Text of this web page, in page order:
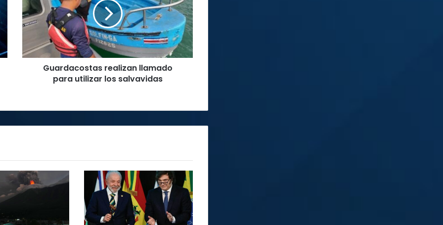
para
utilizar
los
salvavidas
Guardacostas realizan llamado
para utilizar los salvavidas